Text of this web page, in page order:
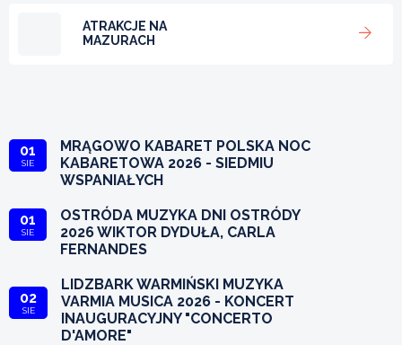
ATRAKCJE NA
MAZURACH
01
SIE
MRĄGOWO KABARET POLSKA NOC
KABARETOWA 2026 - SIEDMIU
WSPANIAŁYCH
01
SIE
OSTRÓDA MUZYKA DNI OSTRÓDY
2026 WIKTOR DYDUŁA, CARLA
FERNANDES
02
SIE
LIDZBARK WARMIŃSKI MUZYKA
VARMIA MUSICA 2026 - KONCERT
INAUGURACYJNY "CONCERTO
D'AMORE"